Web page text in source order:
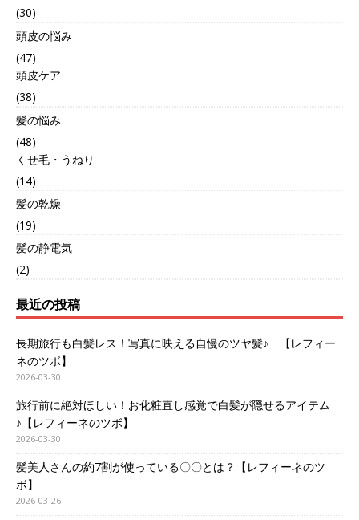
(30)
頭皮の悩み
(47)
頭皮ケア
(38)
髪の悩み
(48)
くせ毛・うねり
(14)
髪の乾燥
(19)
髪の静電気
(2)
最近の投稿
長期旅行も白髪レス！写真に映える自慢のツヤ髪♪ 【レフィー
ネのツボ】
2026-03-30
旅行前に絶対ほしい！お化粧直し感覚で白髪が隠せるアイテム
♪【レフィーネのツボ】
2026-03-30
髪美人さんの約7割が使っている〇〇とは？【レフィーネのツ
ボ】
2026-03-26